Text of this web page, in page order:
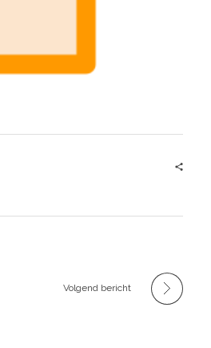
Volgend bericht